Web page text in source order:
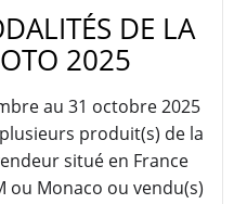
DE LA
2025
au 31 octobre 2025
produit(s) de la
situé en France
ou Monaco ou vendu(s)